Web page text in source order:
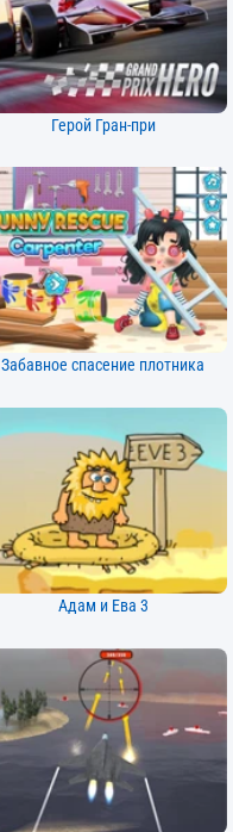
Герой Гран-при
Забавное спасение плотника
Адам и Ева 3